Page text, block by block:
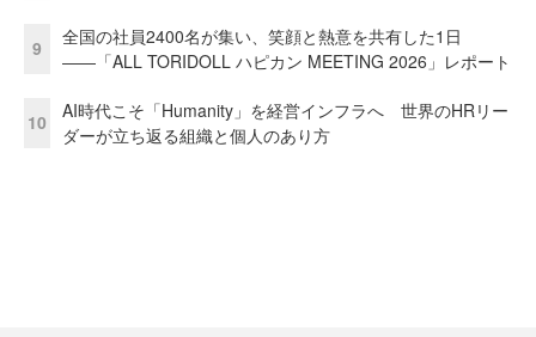
9
全国の社員2400名が集い、笑顔と熱意を共有した1日
――「ALL TORIDOLL ハピカン MEETING 2026」レポート
10
AI時代こそ「Humanity」を経営インフラへ 世界のHRリー
ダーが立ち返る組織と個人のあり方